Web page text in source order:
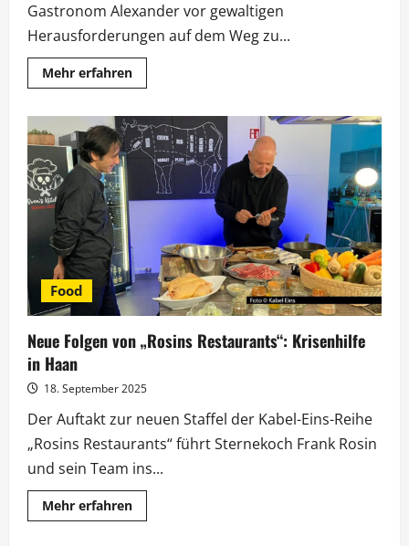
Gastronom Alexander vor gewaltigen
Herausforderungen auf dem Weg zu...
Mehr erfahrenMehr
Informationen
teure
Traum
vom
Gutshof:
Kann
Rosin
noch
Food
Neue Folgen von „Rosins Restaurants“: Krisenhilfe
in Haan
18. September 2025
Der Auftakt zur neuen Staffel der Kabel-Eins-Reihe
„Rosins Restaurants“ führt Sternekoch Frank Rosin
und sein Team ins...
Mehr erfahrenMehr
Informationen